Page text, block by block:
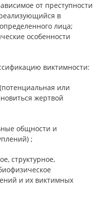
от преступности
в
лица;
особенности
виктимности:
или
жертвой
общности и
;
структурное,
и их виктимных